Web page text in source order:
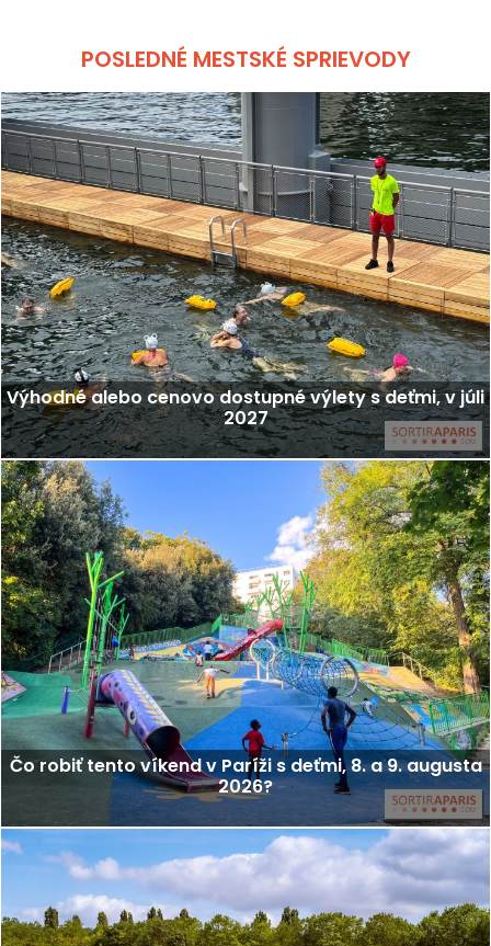
POSLEDNÉ MESTSKÉ SPRIEVODY
Výhodné alebo cenovo dostupné výlety s deťmi, v júli
2027
Čo robiť tento víkend v Paríži s deťmi, 8. a 9. augusta
2026?